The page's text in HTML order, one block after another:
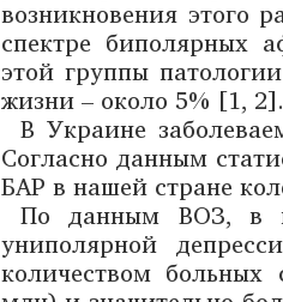
возникновения этого
спектре биполярных
этой группы
жизни – около 5% [1, 2].
В Украине
Согласно данным
БАР в нашей стране
По данным ВОЗ, в
униполярной
количеством